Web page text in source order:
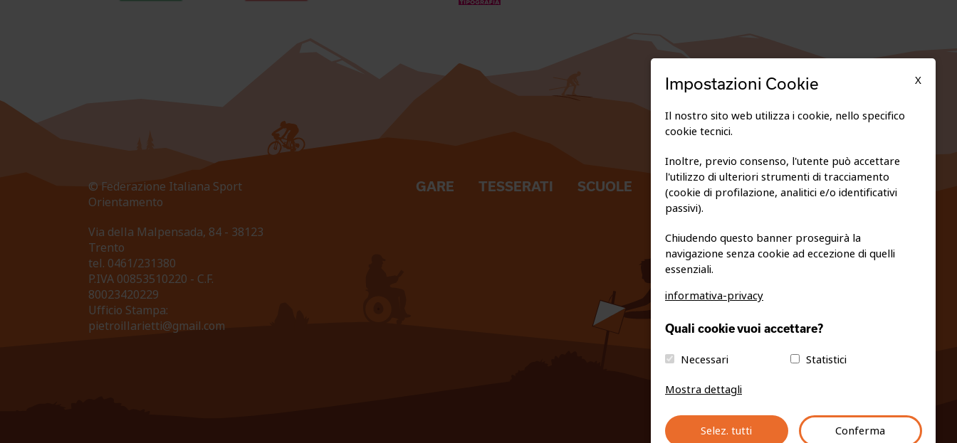
© Federazione Italiana Sport
Orientamento
Via della Malpensada, 84 - 38123
Trento
tel. 0461/231380
P.IVA 00853510220 - C.F.
80023420229
Ufficio Stampa:
pietroillarietti@gmail.com
GARE TESSERATI SCUOLE
FEDERAZIONE TRASPARENTE
PRIVACY E COOKIE POLICY
info@fiso.it |fiso@pec-mail.eu
X
Impostazioni Cookie
Il nostro sito web utilizza i cookie, nello specifico
cookie tecnici.
Inoltre, previo consenso, l'utente può accettare
l'utilizzo di ulteriori strumenti di tracciamento
(cookie di profilazione, analitici e/o identificativi
passivi).
Chiudendo questo banner proseguirà la
navigazione senza cookie ad eccezione di quelli
essenziali.
informativa-privacy
Quali cookie vuoi accettare?
Necessari
Statistici
Mostra dettagli
Selez. tutti Conferma